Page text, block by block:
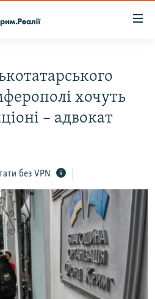
хочуть
– адвокат
без VPN